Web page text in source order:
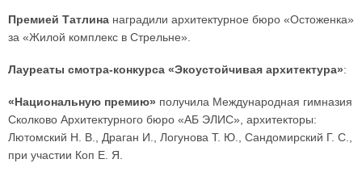
Премией Татлина наградили архитектурное бюро «Остоженка»
за «Жилой комплекс в Стрельне».
Лауреаты смотра-конкурса «Экоустойчивая архитектура»:
«Национальную премию» получила Международная гимназия
Сколково Архитектурного бюро «АБ ЭЛИС», архитекторы:
Лютомский Н. В., Драган И., Логунова Т. Ю., Сандомирский Г. С.,
при участии Коп Е. Я.